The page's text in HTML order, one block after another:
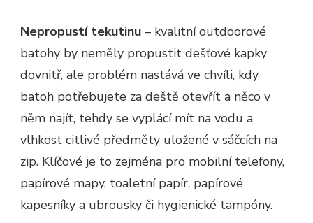
Nepropustí tekutinu – kvalitní outdoorové
batohy by neměly propustit dešťové kapky
dovnitř, ale problém nastává ve chvíli, kdy
batoh potřebujete za deště otevřít a něco v
něm najít, tehdy se vyplácí mít na vodu a
vlhkost citlivé předměty uložené v sáčcích na
zip. Klíčové je to zejména pro mobilní telefony,
papírové mapy, toaletní papír, papírové
kapesníky a ubrousky či hygienické tampóny.